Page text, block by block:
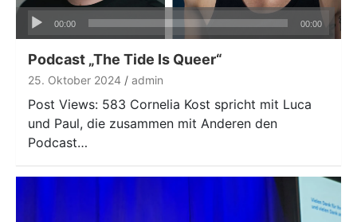
Audio-
Player
00:00 00:00
Podcast „The Tide Is Queer“
25. Oktober 2024 admin
Post Views: 583 Cornelia Kost spricht mit Luca
und Paul, die zusammen mit Anderen den
Podcast…